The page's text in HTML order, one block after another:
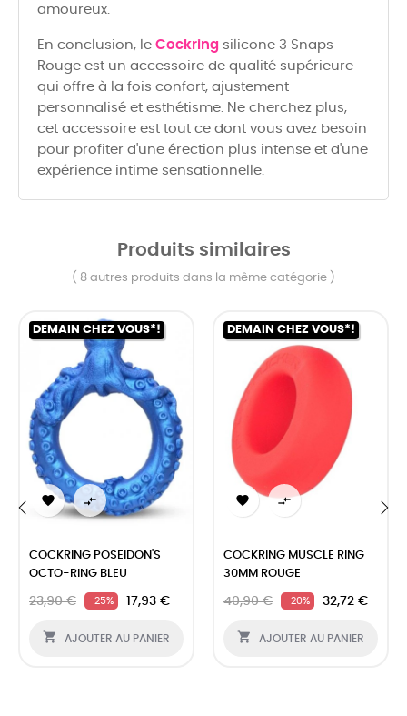
amoureux.
En conclusion, le Cockring silicone 3 Snaps
Rouge est un accessoire de qualité supérieure
qui offre à la fois confort, ajustement
personnalisé et esthétisme. Ne cherchez plus,
cet accessoire est tout ce dont vous avez besoin
pour profiter d'une érection plus intense et d'une
expérience intime sensationnelle.
Produits similaires
( 8 autres produits dans la même catégorie )
DEMAIN CHEZ VOUS*!
 
COCKRING POSEIDON'S
OCTO-RING BLEU
23,90 € -25% 17,93 €
 AJOUTER AU PANIER
DEMAIN CHEZ VOUS*!
 
COCKRING MUSCLE RING
30MM ROUGE
40,90 € -20% 32,72 €
 AJOUTER AU PANIER